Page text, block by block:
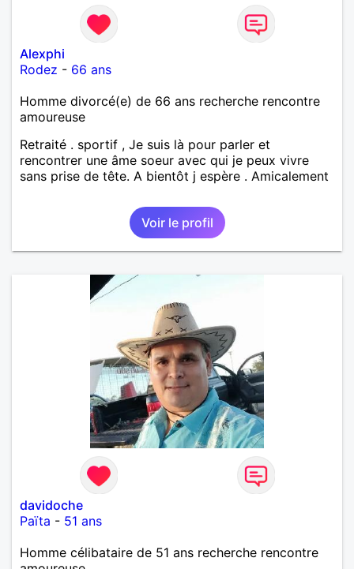
Alexphi
Rodez - 66 ans
Homme divorcé(e) de 66 ans recherche rencontre
amoureuse
Retraité . sportif , Je suis là pour parler et
rencontrer une âme soeur avec qui je peux vivre
sans prise de tête. A bientôt j espère . Amicalement
Voir le profil
davidoche
Païta - 51 ans
Homme célibataire de 51 ans recherche rencontre